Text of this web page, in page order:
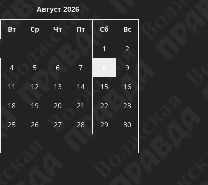
Август 2026
Вт Ср Чт Пт Сб Вс
1
2
4 5 6 7
9
11 12 13 14 15
16
18 19 20 21 22
23
25 26 27 28 29
30